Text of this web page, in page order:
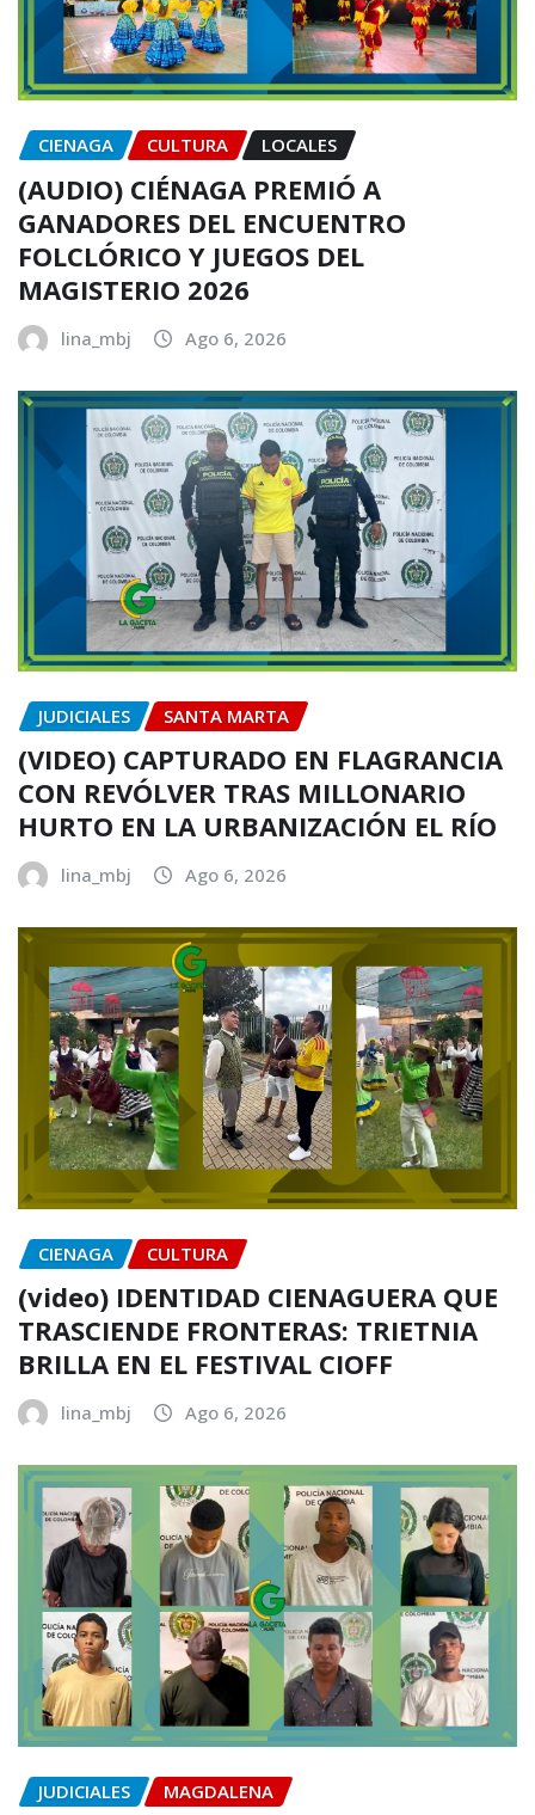
CIENAGA CULTURA LOCALES
(AUDIO) CIÉNAGA PREMIÓ A
GANADORES DEL ENCUENTRO
FOLCLÓRICO Y JUEGOS DEL
MAGISTERIO 2026
lina_mbj Ago 6, 2026
JUDICIALES SANTA MARTA
(VIDEO) CAPTURADO EN FLAGRANCIA
CON REVÓLVER TRAS MILLONARIO
HURTO EN LA URBANIZACIÓN EL RÍO
lina_mbj Ago 6, 2026
CIENAGA CULTURA
(video) IDENTIDAD CIENAGUERA QUE
TRASCIENDE FRONTERAS: TRIETNIA
BRILLA EN EL FESTIVAL CIOFF
lina_mbj Ago 6, 2026
JUDICIALES MAGDALENA